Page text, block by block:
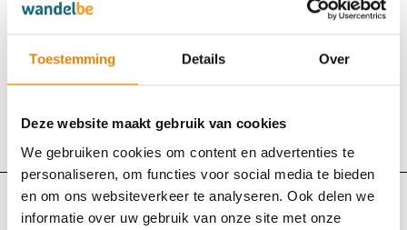
Toestemming Details Over
Deze website maakt gebruik van cookies
We gebruiken cookies om content en advertenties te
personaliseren, om functies voor social media te bieden
en om ons websiteverkeer te analyseren. Ook delen we
informatie over uw gebruik van onze site met onze
Trans Limburg Trail
Dinsdag 21 juli 2026
Bekijk uitslag Bekijk klassement
WSVL